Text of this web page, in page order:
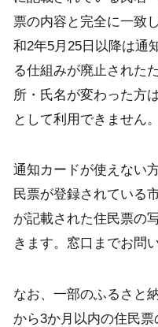
票の内容と完全に一致
和2年5月25日以降は通
る仕組みが廃止された
所・氏名が変わった方
として利用できません。
通知カードが使えない
民票が登録されている
が記載された住民票の
きます。窓口までお問
なお、一部のふるさと
から3か月以内の住民